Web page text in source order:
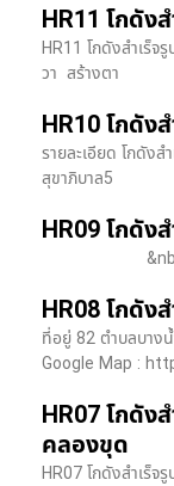
HR11 โกดัง
HR11 โกดังสำเร็จ
วา สร้างตา
HR10 โกดัง
รายละเอียด โกดัง
สุขาภิบาล5
HR09 โกดัง
&nb
HR08 โกดัง
ที่อยู่ 82 ตำบลบาง
Google Map :
HR07 โกดัง
คลองขุด
HR07 โกดังสำเร็